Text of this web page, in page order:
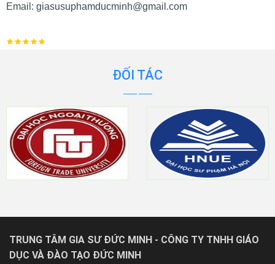
Email: giasusuphamducminh@gmail.com
ĐỐI TÁC
TRUNG TÂM GIA SƯ ĐỨC MINH - CÔNG TY TNHH GIÁO
DỤC VÀ ĐÀO TẠO ĐỨC MINH